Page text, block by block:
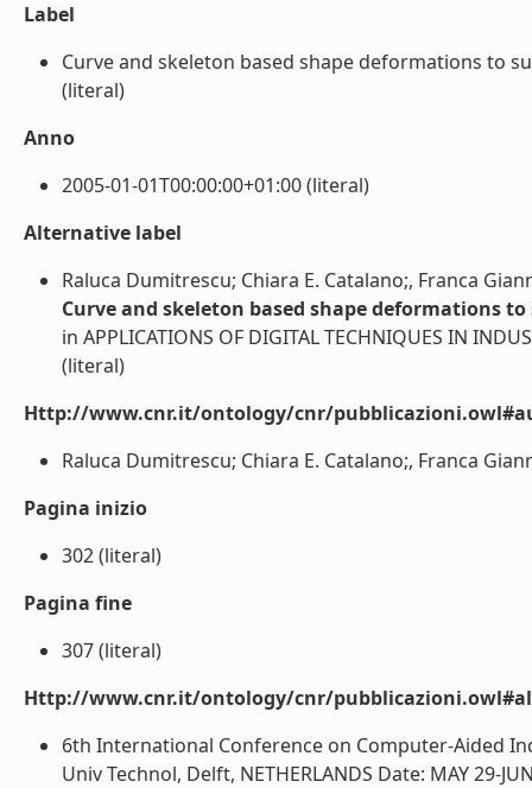
Label
Curve and skeleton based shape deformations to
(literal)
Anno
2005-01-01T00:00:00+01:00 (literal)
Alternative label
Raluca Dumitrescu; Chiara E. Catalano;, Franca
Curve and skeleton based shape deformations
in APPLICATIONS OF DIGITAL TECHNIQUES IN
(literal)
Http://www.cnr.it/ontology/cnr/
Raluca Dumitrescu; Chiara E. Catalano;, Franca
Pagina inizio
302 (literal)
Pagina fine
307 (literal)
Http://www.cnr.it/ontology/cnr/
6th International Conference on Computer-Aided
Univ Technol, Delft, NETHERLANDS Date: MAY 29-